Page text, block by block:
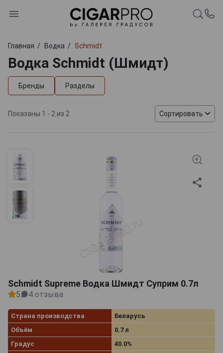
Главная Водка Schmidt
Водка Schmidt (Шмидт)
Бренды Разделы
Показаны 1 - 2 из 2 Сортировать
Schmidt Supreme Водка Шмидт Суприм 0.7л
5 4 отзыва
Страна производства
Беларусь
Объём
0.7 л
Градус
40.0%